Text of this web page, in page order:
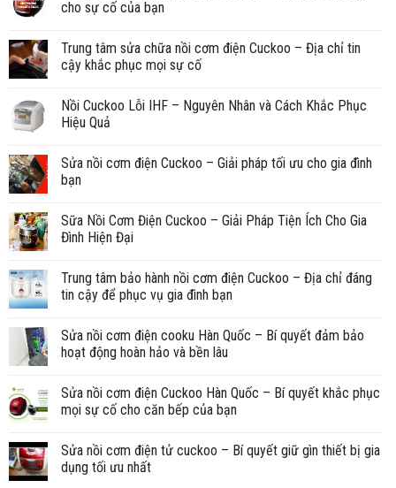
cho sự cố của bạn
Trung tâm sửa chữa nồi cơm điện Cuckoo – Địa chỉ tin
cậy khắc phục mọi sự cố
Nồi Cuckoo Lỗi IHF – Nguyên Nhân và Cách Khắc Phục
Hiệu Quả
Sửa nồi cơm điện Cuckoo – Giải pháp tối ưu cho gia đình
bạn
Sữa Nồi Cơm Điện Cuckoo – Giải Pháp Tiện Ích Cho Gia
Đình Hiện Đại
Trung tâm bảo hành nồi cơm điện Cuckoo – Địa chỉ đáng
tin cậy để phục vụ gia đình bạn
Sửa nồi cơm điện cooku Hàn Quốc – Bí quyết đảm bảo
hoạt động hoàn hảo và bền lâu
Sửa nồi cơm điện Cuckoo Hàn Quốc – Bí quyết khắc phục
mọi sự cố cho căn bếp của bạn
Sửa nồi cơm điện tử cuckoo – Bí quyết giữ gìn thiết bị gia
dụng tối ưu nhất